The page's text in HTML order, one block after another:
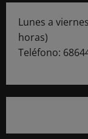
Lunes a
horas)
Teléfono: